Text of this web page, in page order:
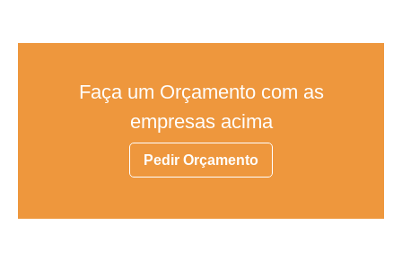
Faça um Orçamento com as
empresas acima
Pedir Orçamento